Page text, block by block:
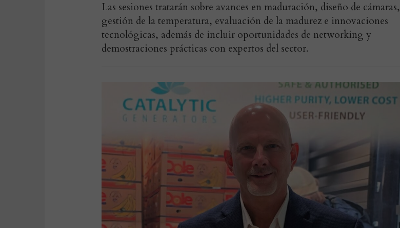
Las sesiones tratarán sobre avances en maduración, diseño de cámaras,
gestión de la temperatura, evaluación de la madurez e innovaciones
tecnológicas, además de incluir oportunidades de networking y
demostraciones prácticas con expertos del sector.